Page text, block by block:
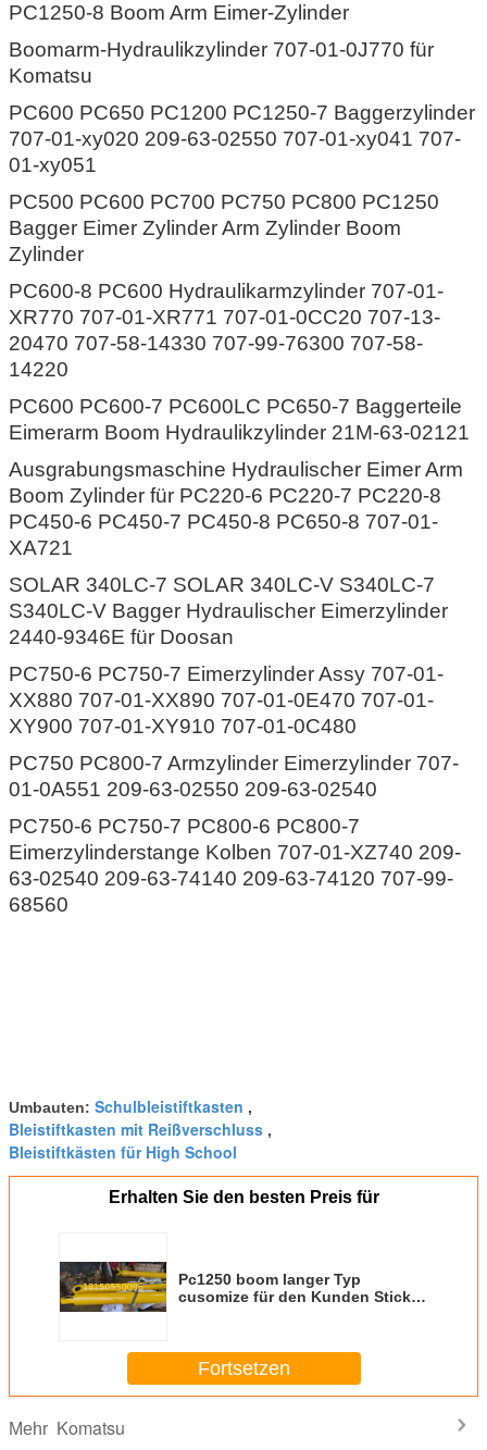
PC1250-8 Boom Arm Eimer-Zylinder
Boomarm-Hydraulikzylinder 707-01-0J770 für
Komatsu
PC600 PC650 PC1200 PC1250-7 Baggerzylinder
707-01-xy020 209-63-02550 707-01-xy041 707-
01-xy051
PC500 PC600 PC700 PC750 PC800 PC1250
Bagger Eimer Zylinder Arm Zylinder Boom
Zylinder
PC600-8 PC600 Hydraulikarmzylinder 707-01-
XR770 707-01-XR771 707-01-0CC20 707-13-
20470 707-58-14330 707-99-76300 707-58-
14220
PC600 PC600-7 PC600LC PC650-7 Baggerteile
Eimerarm Boom Hydraulikzylinder 21M-63-02121
Ausgrabungsmaschine Hydraulischer Eimer Arm
Boom Zylinder für PC220-6 PC220-7 PC220-8
PC450-6 PC450-7 PC450-8 PC650-8 707-01-
XA721
SOLAR 340LC-7 SOLAR 340LC-V S340LC-7
S340LC-V Bagger Hydraulischer Eimerzylinder
2440-9346E für Doosan
PC750-6 PC750-7 Eimerzylinder Assy 707-01-
XX880 707-01-XX890 707-01-0E470 707-01-
XY900 707-01-XY910 707-01-0C480
PC750 PC800-7 Armzylinder Eimerzylinder 707-
01-0A551 209-63-02550 209-63-02540
PC750-6 PC750-7 PC800-6 PC800-7
Eimerzylinderstange Kolben 707-01-XZ740 209-
63-02540 209-63-74140 209-63-74120 707-99-
68560
Umbauten: Schulbleistiftkasten ,
Bleistiftkasten mit Reißverschluss ,
Bleistiftkästen für High School
Erhalten Sie den besten Preis für
Pc1250 boom langer Typ
cusomize für den Kunden Stick
Fortsetzen
Mehr Komatsu